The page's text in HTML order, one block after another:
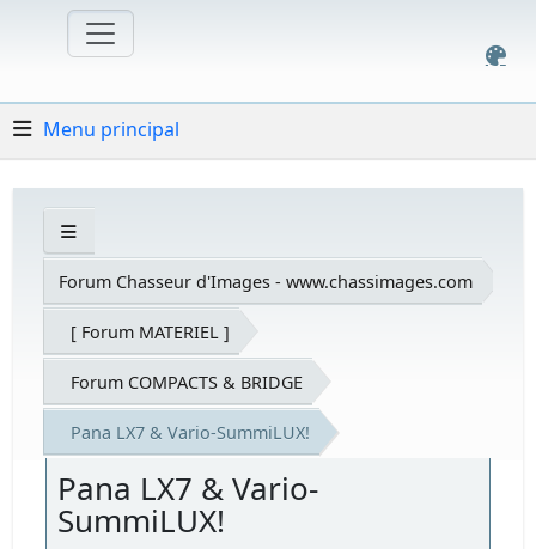
Menu principal
Forum Chasseur d'Images - www.chassimages.com
[ Forum MATERIEL ]
Forum COMPACTS & BRIDGE
Pana LX7 & Vario-SummiLUX!
Pana LX7 & Vario-
SummiLUX!